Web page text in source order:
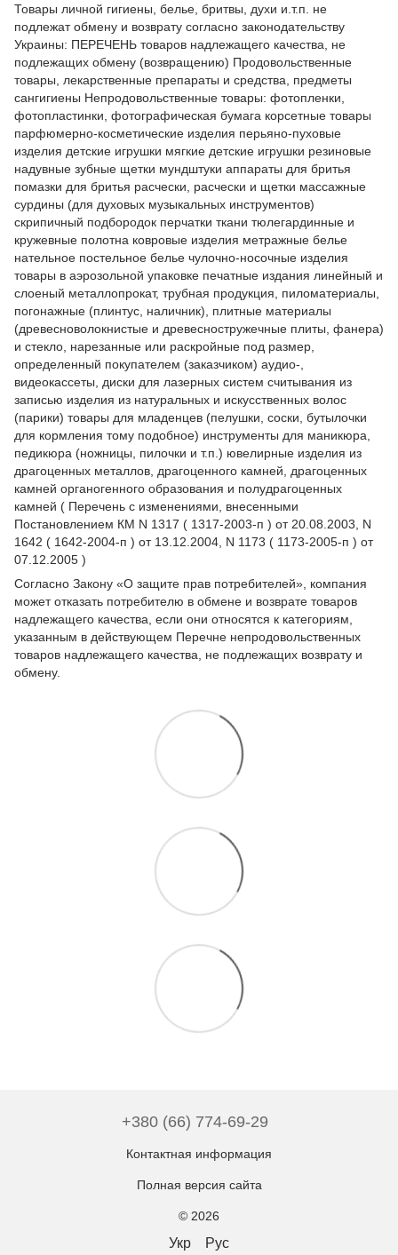
Товары личной гигиены, белье, бритвы, духи и.т.п. не
подлежат обмену и возврату согласно законодательству
Украины: ПЕРЕЧЕНЬ товаров надлежащего качества, не
подлежащих обмену (возвращению) Продовольственные
товары, лекарственные препараты и средства, предметы
сангигиены Непродовольственные товары: фотопленки,
фотопластинки, фотографическая бумага корсетные товары
парфюмерно-косметические изделия перьяно-пуховые
изделия детские игрушки мягкие детские игрушки резиновые
надувные зубные щетки мундштуки аппараты для бритья
помазки для бритья расчески, расчески и щетки массажные
сурдины (для духовых музыкальных инструментов)
скрипичный подбородок перчатки ткани тюлегардинные и
кружевные полотна ковровые изделия метражные белье
нательное постельное белье чулочно-носочные изделия
товары в аэрозольной упаковке печатные издания линейный и
слоеный металлопрокат, трубная продукция, пиломатериалы,
погонажные (плинтус, наличник), плитные материалы
(древесноволокнистые и древесностружечные плиты, фанера)
и стекло, нарезанные или раскройные под размер,
определенный покупателем (заказчиком) аудио-,
видеокассеты, диски для лазерных систем считывания из
записью изделия из натуральных и искусственных волос
(парики) товары для младенцев (пелушки, соски, бутылочки
для кормления тому подобное) инструменты для маникюра,
педикюра (ножницы, пилочки и т.п.) ювелирные изделия из
драгоценных металлов, драгоценного камней, драгоценных
камней органогенного образования и полудрагоценных
камней ( Перечень с изменениями, внесенными
Постановлением КМ N 1317 ( 1317-2003-п ) от 20.08.2003, N
1642 ( 1642-2004-п ) от 13.12.2004, N 1173 ( 1173-2005-п ) от
07.12.2005 )
Согласно Закону «О защите прав потребителей» , компания
может отказать потребителю в обмене и возврате товаров
надлежащего качества, если они относятся к категориям,
указанным в действующем Перечне непродовольственных
товаров надлежащего качества, не подлежащих возврату и
обмену.
+380 (66) 774-69-29
Контактная информация
Полная версия сайта
© 2026
Укр Рус